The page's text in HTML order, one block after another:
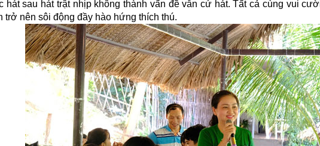
hát sau hát trật nhịp không thành vấn đề vẫn cứ hát. Tất cả cùng vui
trở nên sôi động đầy hào hứng thích thú.